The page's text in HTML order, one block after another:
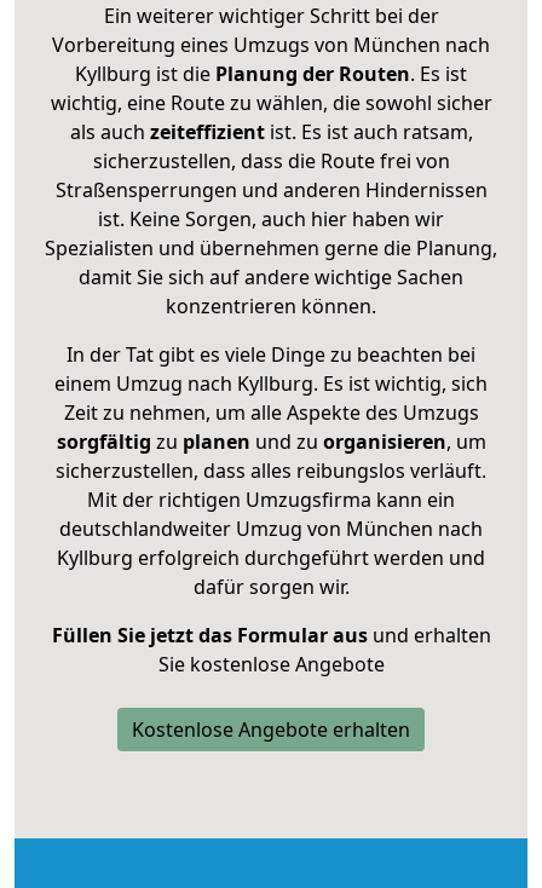
Ein weiterer wichtiger Schritt bei der
Vorbereitung eines Umzugs von München nach
Kyllburg ist die Planung der Routen. Es ist
wichtig, eine Route zu wählen, die sowohl sicher
als auch zeiteffizientist. Es ist auch ratsam,
sicherzustellen, dass die Route frei von
Straßensperrungen und anderen Hindernissen
ist. Keine Sorgen, auch hier haben wir
Spezialisten und übernehmen gerne die Planung,
damit Sie sich auf andere wichtige Sachen
konzentrieren können.
In der Tat gibt es viele Dinge zu beachten bei
einem Umzug nach Kyllburg. Es ist wichtig, sich
Zeit zu nehmen, um alle Aspekte des Umzugs
sorgfältig zu planen und zu organisieren, um
sicherzustellen, dass alles reibungslos verläuft.
Mit der richtigen Umzugsfirma kann ein
deutschlandweiter Umzug von München nach
Kyllburg erfolgreich durchgeführt werden und
dafür sorgen wir.
Füllen Sie jetzt das Formular ausund erhalten
Sie kostenlose Angebote
Kostenlose Angebote erhalten